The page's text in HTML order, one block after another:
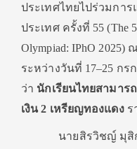
ประเทศไทยไปร่วมกา
ประเทศ ครั้งที่ 55 (The
Olympiad: IPhO
ระหว่างวันที่ 17–25 กร
ว่า นักเรียนไทยสามาร
เงิน 2 เหรียญทองแดง ร
นายสิรวิชญ์ มุสิ